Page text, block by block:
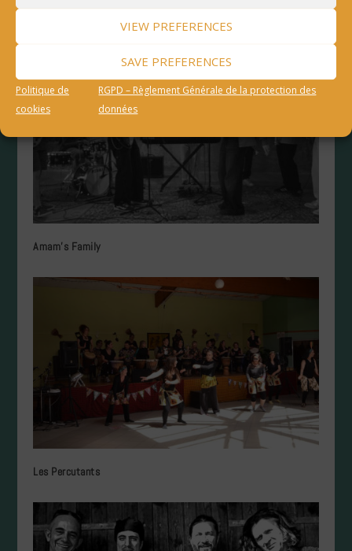
VIEW PREFERENCES
SAVE PREFERENCES
Politique de
cookies
RGPD – Règlement Générale de la protection des
données
ARTICLES SIMILAIRES
Amam’s Family
Les Percutants